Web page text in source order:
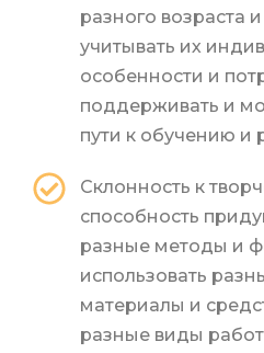
разного возраста
учитывать их
особенности и
поддерживать и
пути к обучению и
Склонность к
способность
разные методы и
использовать
материалы и
разные виды